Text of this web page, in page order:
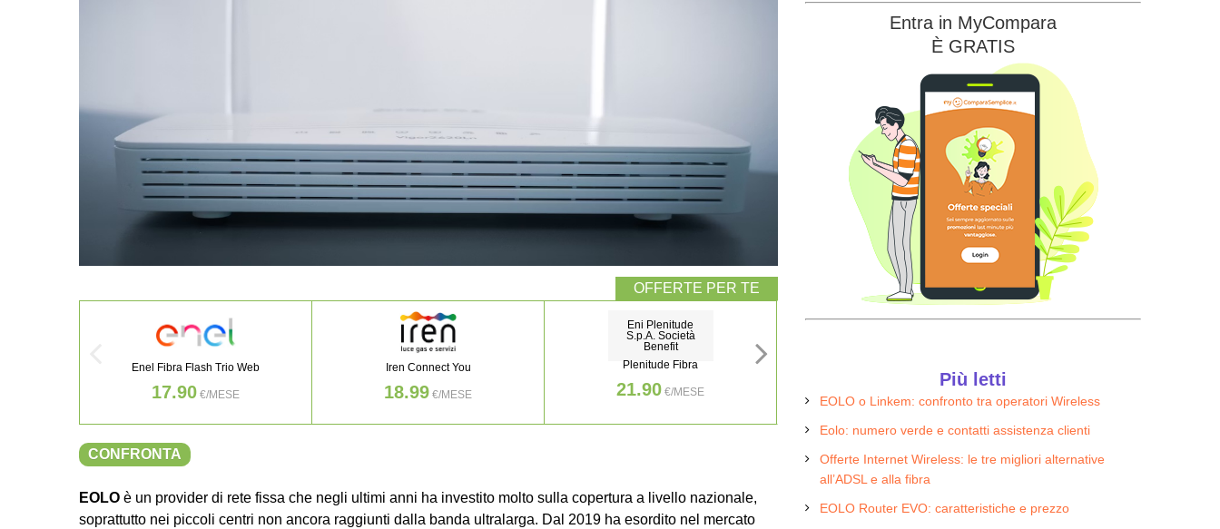
Enel Fibra Flash Trio Web
17.90 €/MESE
Iren Connect You
18.99 €/MESE
Eni Plenitude
S.p.A. Società
Benefit
Plenitude Fibra
21.90 €/MESE
CONFRONTA
EOLO è un provider di rete fissa che negli ultimi anni ha investito molto sulla copertura a livello nazionale,
soprattutto nei piccoli centri non ancora raggiunti dalla banda ultralarga. Dal 2019 ha esordito nel mercato
Entra in MyCompara
È GRATIS
Più letti
EOLO o Linkem: confronto tra operatori Wireless
Eolo: numero verde e contatti assistenza clienti
Offerte Internet Wireless: le tre migliori alternative
all’ADSL e alla fibra
EOLO Router EVO: caratteristiche e prezzo